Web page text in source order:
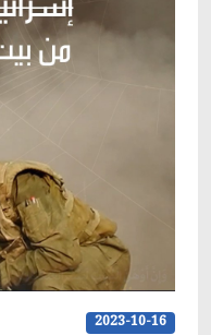
2023-10-16